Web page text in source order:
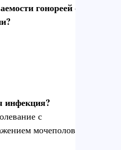
гонореей среди
инфекция?
с
мочеполовой